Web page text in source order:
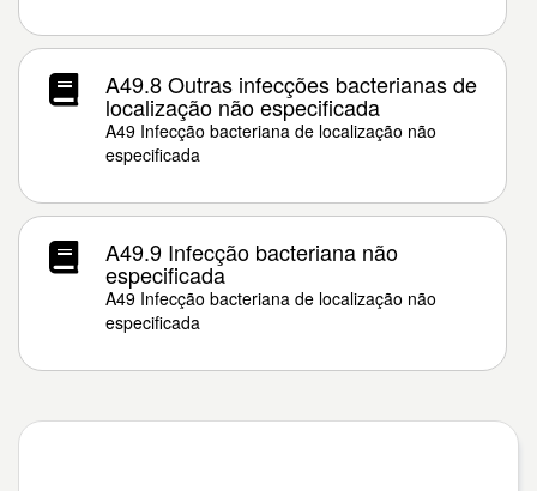
A49.8 Outras infecções bacterianas de
localização não especificada
A49 Infecção bacteriana de localização não
especificada
A49.9 Infecção bacteriana não
especificada
A49 Infecção bacteriana de localização não
especificada